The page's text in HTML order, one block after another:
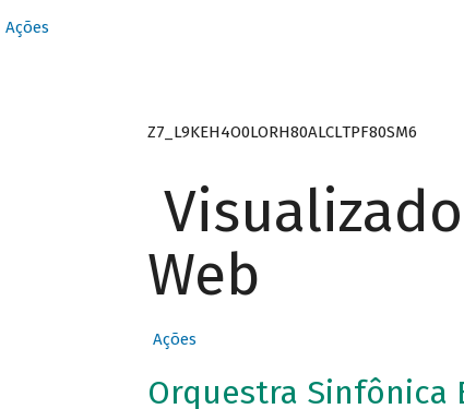
Ações
Z7_L9KEH4O0LORH80ALCLTPF80SM6
Web
Ações
Orquestra Sinfônica